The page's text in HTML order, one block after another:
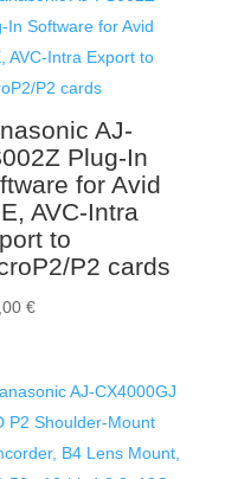
AJ-
Plug-In
for Avid
AVC-Intra
to
P2 cards
€